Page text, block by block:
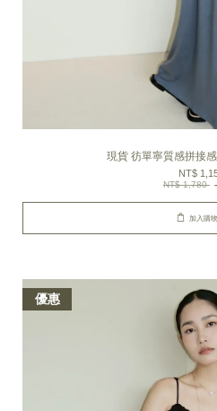
現貨 彷單寧質感拼接
NT$
NT$ 1,780
加入購
優惠